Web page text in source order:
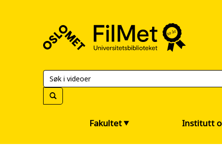
Universitetsbiblioteket
Fakultet Institutt